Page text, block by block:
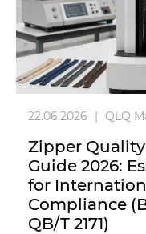
22.06.2026 | QLQ
Zipper
Guide 2026:
for
Compliance
QB/T 2171)